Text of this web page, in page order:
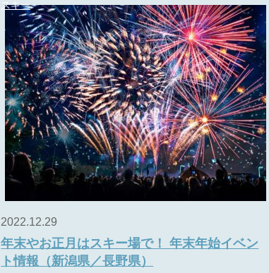
スキー
2022.12.29
年末やお正月はスキー場で！ 年末年始イベン
ト情報（新潟県／長野県）